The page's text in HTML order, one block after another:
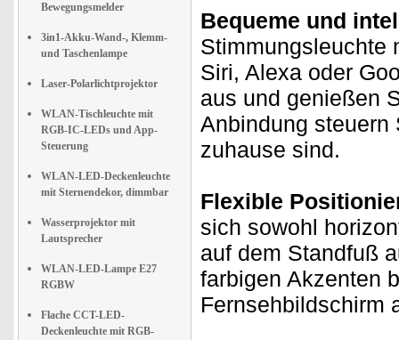
Bewegungsmelder
3in1-Akku-Wand-, Klemm-
und Taschenlampe
Laser-Polarlichtprojektor
WLAN-Tischleuchte mit
RGB-IC-LEDs und App-
Steuerung
WLAN-LED-Deckenleuchte
mit Sternendekor, dimmbar
Wasserprojektor mit
Lautsprecher
WLAN-LED-Lampe E27
RGBW
Flache CCT-LED-
Deckenleuchte mit RGB-
Bequeme und
Stimmungsleuchte
Siri, Alexa oder
aus und genießen
Anbindung steuern
zuhause sind.
Flexible
sich sowohl
auf dem Standfuß
farbigen Akzenten
Fernsehbildschirm